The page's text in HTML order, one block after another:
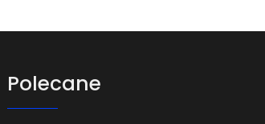
Polecane